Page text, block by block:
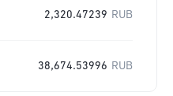
2,320.47239 RUB
38,674.53996 RUB